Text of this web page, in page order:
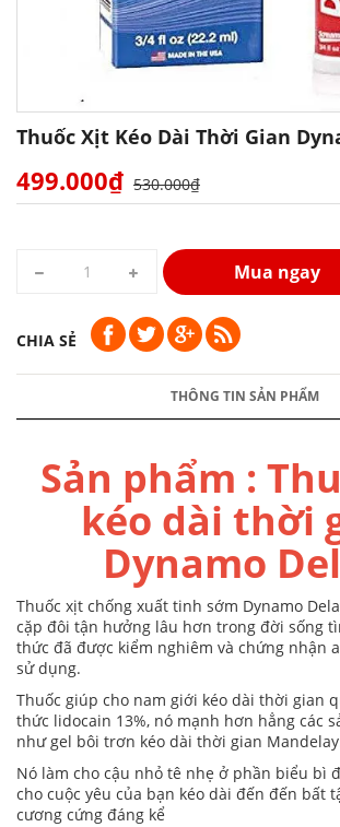
Thuốc Xịt Kéo Dài Thời Gian
499.000₫ 530.000₫
Mua ngay
CHIA SẺ
THÔNG TIN SẢN PHẨM
Sản phẩm :
kéo dài thời
Dynamo
Thuốc xịt chống xuất tinh sớm Dynamo
cặp đôi tận hưởng lâu hơn trong đời sống
thức đã được kiểm nghiêm và chứng nhận
sử dụng.
Thuốc giúp cho nam giới kéo dài thời gian
thức lidocain 13%, nó mạnh hơn hẳng các
như gel bôi trơn kéo dài thời gian
Nó làm cho cậu nhỏ tê nhẹ ở phần biểu bì
cho cuộc yêu của bạn kéo dài đến đến bất
cương cứng đáng kể